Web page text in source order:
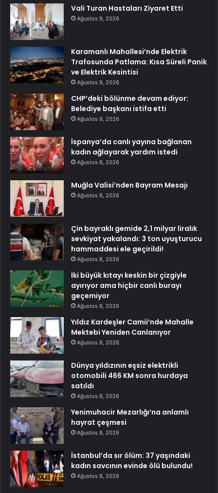
Vali Turan Hastaları Ziyaret Etti
Ağustos 9, 2026
Karamanlı Mahallesi’nde Elektrik
Trafosunda Patlama: Kısa Süreli Panik
ve Elektrik Kesintisi
Ağustos 9, 2026
CHP’deki bölünme devam ediyor:
Belediye başkanı istifa etti
Ağustos 9, 2026
İspanya’da canlı yayına bağlanan
kadın ağlayarak yardım istedi
Ağustos 8, 2026
Muğla Valisi’nden Bayram Mesajı
Ağustos 8, 2026
Çin bayraklı gemide 2,1 milyar liralık
sevkiyat yakalandı: 3 ton uyuşturucu
hammaddesi ele geçirildi!
Ağustos 8, 2026
İki büyük kıtayı keskin bir çizgiyle
ayırıyor ama hiçbir canlı burayı
geçemiyor
Ağustos 8, 2026
Yıldız Kardeşler Camii’nde Mahalle
Mektebi Yeniden Canlanıyor
Ağustos 8, 2026
Dünya yıldızının eşsiz elektrikli
otomobili 466 KM sonra hurdaya
satıldı
Ağustos 8, 2026
Yenimuhacir Mezarlığı’na anlamlı
hayrat çeşmesi
Ağustos 8, 2026
İstanbul’da sır ölüm: 37 yaşındaki
kadın savcının evinde ölü bulundu!
Ağustos 8, 2026